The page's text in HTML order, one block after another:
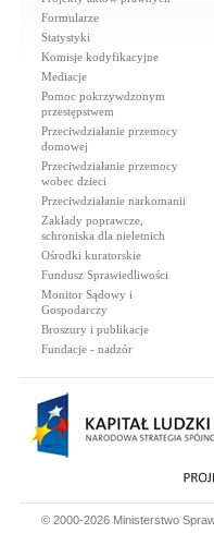
Formularze
Statystyki
Komisje kodyfikacyjne
Mediacje
Pomoc pokrzywdzonym
przestępstwem
Przeciwdziałanie przemocy
domowej
Przeciwdziałanie przemocy
wobec dzieci
Przeciwdziałanie narkomanii
Zakłady poprawcze,
schroniska dla nieletnich
Ośrodki kuratorskie
Fundusz Sprawiedliwości
Monitor Sądowy i
Gospodarczy
Broszury i publikacje
Fundacje - nadzór
© 2000-2026 Ministerstwo